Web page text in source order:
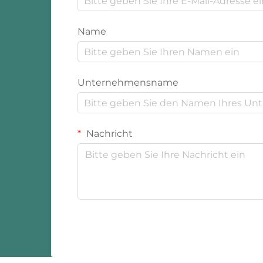
Name
Unternehmensname
Nachricht